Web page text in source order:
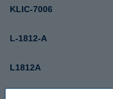
KLIC-7006
L-1812-A
L1812A